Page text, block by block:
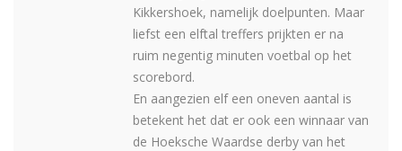
Kikkershoek, namelijk doelpunten. Maar
liefst een elftal treffers prijkten er na
ruim negentig minuten voetbal op het
scorebord.
En aangezien elf een oneven aantal is
betekent het dat er ook een winnaar van
de Hoeksche Waardse derby van het